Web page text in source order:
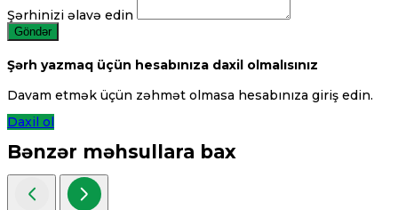
Şərhinizi əlavə edin
Göndər
Şərh yazmaq üçün hesabınıza daxil olmalısınız
Davam etmək üçün zəhmət olmasa hesabınıza giriş edin.
Daxil ol
Bənzər məhsullara bax